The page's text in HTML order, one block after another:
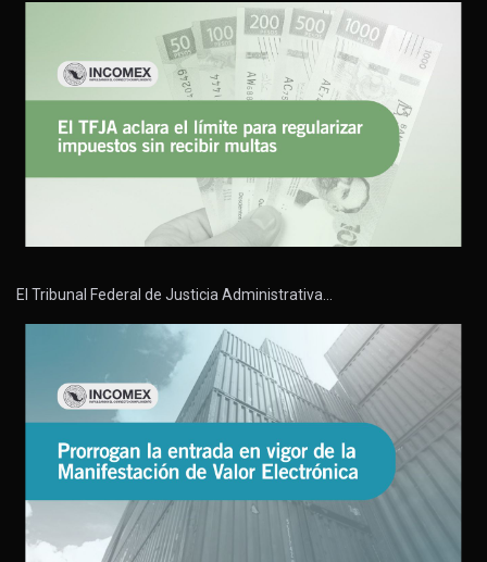
El Tribunal Federal de Justicia Administrativa…